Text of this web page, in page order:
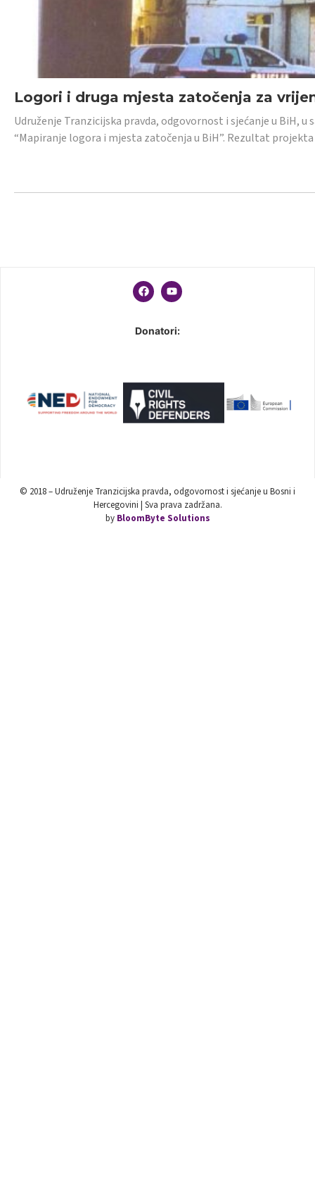
Logori i druga mjesta zatočenja za
Udruženje Tranzicijska pravda, odgovornost i sjećanje u BiH,
“Mapiranje logora i mjesta zatočenja u BiH”. Rezultat
Donatori:
© 2018 – Udruženje Tranzicijska pravda, odgovornost i sjećanje u Bosni i
Hercegovini | Sva prava zadržana.
by BloomByte Solutions